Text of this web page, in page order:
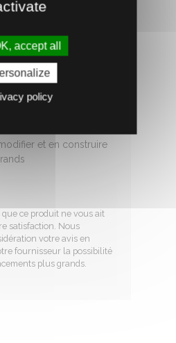
et en construire
ce produit ne vous ait
satisfaction. Nous
votre avis en
fournisseur la possibilité
plus grands.
accept all
policy